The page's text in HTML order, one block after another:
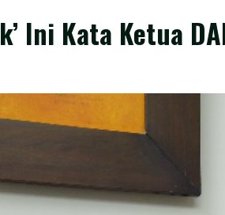
Ini Kata Ketua